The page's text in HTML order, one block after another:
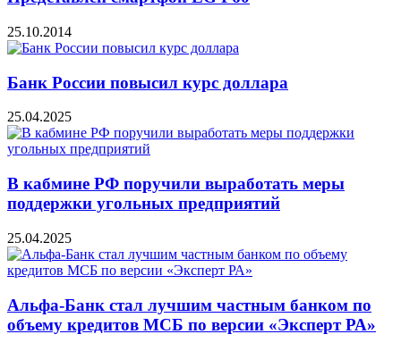
25.10.2014
Банк России повысил курс доллара
25.04.2025
В кабмине РФ поручили выработать меры
поддержки угольных предприятий
25.04.2025
Альфа-Банк стал лучшим частным банком по
объему кредитов МСБ по версии «Эксперт РА»